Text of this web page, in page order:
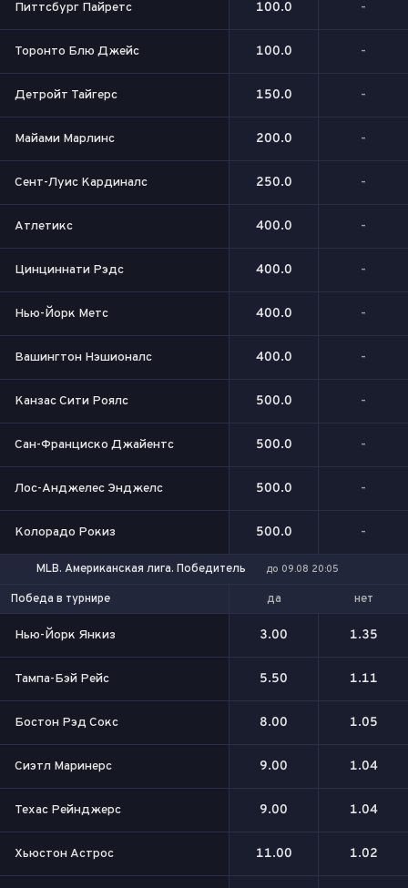
Питтсбург Пайретс 100.0 -
Торонто Блю Джейс 100.0 -
Детройт Тайгерс 150.0 -
Майами Марлинс 200.0 -
Сент-Луис Кардиналс 250.0 -
Атлетикс 400.0 -
Цинциннати Рэдс 400.0 -
Нью-Йорк Метс 400.0 -
Вашингтон Нэшионалс 400.0 -
Канзас Сити Роялс 500.0 -
Сан-Франциско Джайентс 500.0 -
Лос-Анджелес Энджелс 500.0 -
Колорадо Рокиз 500.0 -
MLB. Американская лига. Победитель до 09.08 20:05
Победа в турнире да нет
Нью-Йорк Янкиз 3.00 1.35
Тампа-Бэй Рейс 5.50 1.11
Бостон Рэд Сокс 8.00 1.05
Сиэтл Маринерс 9.00 1.04
Техас Рейнджерс 9.00 1.04
Хьюстон Астрос 11.00 1.02